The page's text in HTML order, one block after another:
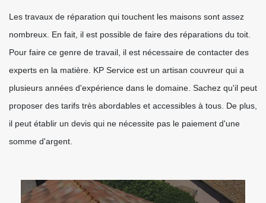
Les travaux de réparation qui touchent les maisons sont assez
nombreux. En fait, il est possible de faire des réparations du toit.
Pour faire ce genre de travail, il est nécessaire de contacter des
experts en la matière. KP Service est un artisan couvreur qui a
plusieurs années d'expérience dans le domaine. Sachez qu'il peut
proposer des tarifs très abordables et accessibles à tous. De plus,
il peut établir un devis qui ne nécessite pas le paiement d'une
somme d'argent.